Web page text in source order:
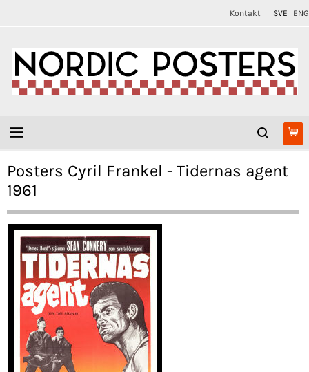
Kontakt SVE ENG
Posters Cyril Frankel - Tidernas agent
1961